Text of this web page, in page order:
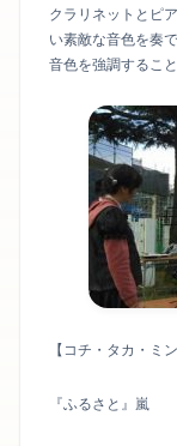
クラリネットとピ
い素敵な音色を奏
音色を強調するこ
【コチ・タカ・ミ
『ふるさと』嵐